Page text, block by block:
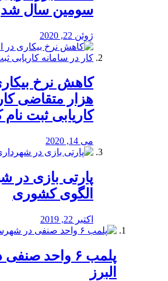
سومین سال شد
ژوئن 22, 2020
هزار متقاضی
کاریابی ثبت نام
می 14, 2020
پارتی بازی در
الگوی کشوری
اکتبر 22, 2019
پلمب ۶ واحد
البرز